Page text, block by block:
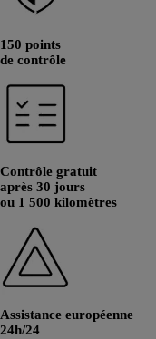
150 points
de contrôle
Contrôle gratuit
après 30 jours
ou 1 500 kilomètres
Assistance européenne
24h/24